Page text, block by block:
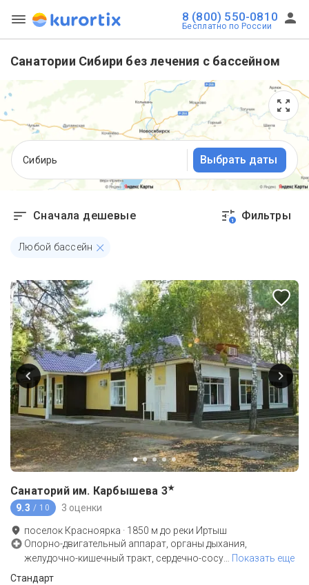
8 (800) 550-0810
Бесплатно по России
Санатории Сибири без лечения с бассейном
Сибирь Выбрать даты
Сначала дешевые 1 Фильтры
Любой бассейн
Санаторий им. Карбышева 3★
9.3 / 10 3 оценки
поселок Красноярка · 1850 м до реки Иртыш
Опорно-двигательный аппарат, органы дыхания,
желудочно-кишечный тракт, сердечно-сосу… Показать еще
Стандарт